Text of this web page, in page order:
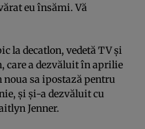
eu însămi. Vă
la decatlon, vedetă TV şi
care a dezvăluit în aprilie
noua sa ipostază pentru
şi şi-a dezvăluit cu
Jenner.